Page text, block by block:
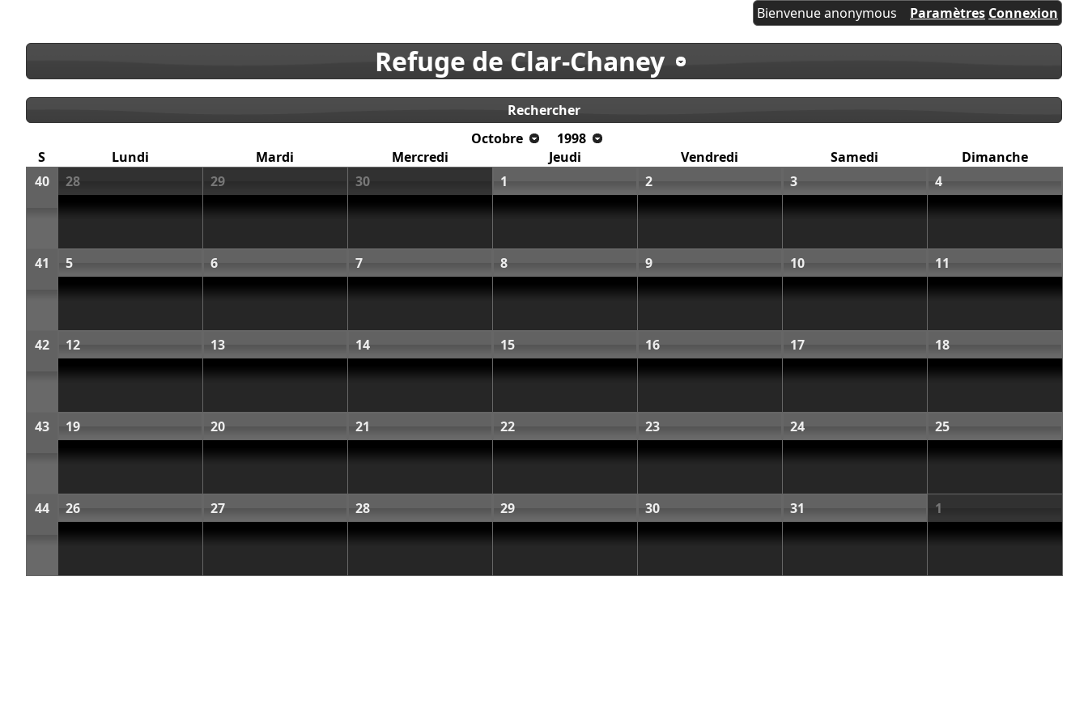
Bienvenue anonymous Paramètres Connexion
Refuge de Clar-Chaney
Rechercher
Octobre
1998
S
Lundi Mardi Mercredi Jeudi Vendredi Samedi
Dimanche
40
28 29 30 1 2 3 4
41 5 6 7 8 9 10 11
42 12 13 14 15 16 17 18
43 19 20 21 22 23 24 25
44 26 27 28 29 30 31 1